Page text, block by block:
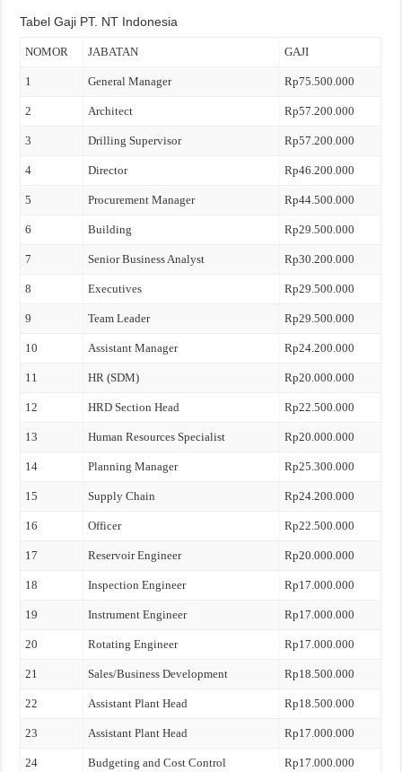
Tabel Gaji PT. NT Indonesia
NOMOR JABATAN GAJI
1 General Manager Rp75.500.000
2 Architect Rp57.200.000
3 Drilling Supervisor Rp57.200.000
4 Director Rp46.200.000
5 Procurement Manager Rp44.500.000
6 Building Rp29.500.000
7 Senior Business Analyst Rp30.200.000
8 Executives Rp29.500.000
9 Team Leader Rp29.500.000
10 Assistant Manager Rp24.200.000
11 HR (SDM) Rp20.000.000
12 HRD Section Head Rp22.500.000
13 Human Resources Specialist Rp20.000.000
14 Planning Manager Rp25.300.000
15 Supply Chain Rp24.200.000
16 Officer Rp22.500.000
17 Reservoir Engineer Rp20.000.000
18 Inspection Engineer Rp17.000.000
19 Instrument Engineer Rp17.000.000
20 Rotating Engineer Rp17.000.000
21 Sales/Business Development Rp18.500.000
22 Assistant Plant Head Rp18.500.000
23 Assistant Plant Head Rp17.000.000
24 Budgeting and Cost Control Rp17.000.000